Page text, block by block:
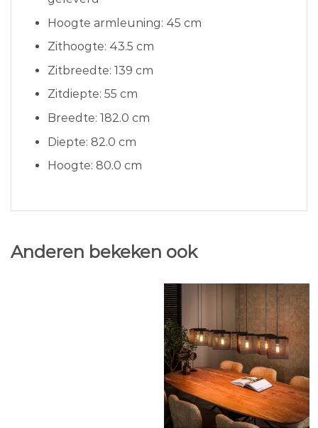
Hoogte armleuning: 45 cm
Zithoogte: 43.5 cm
Zitbreedte: 139 cm
Zitdiepte: 55 cm
Breedte: 182.0 cm
Diepte: 82.0 cm
Hoogte: 80.0 cm
Anderen bekeken ook